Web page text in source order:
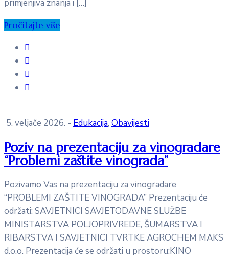
primjenjiva znanja i […]
Pročitajte više
5. veljače 2026. - Edukacija‚ Obavijesti
Poziv na prezentaciju za vinogradare
“Problemi zaštite vinograda”
Pozivamo Vas na prezentaciju za vinogradare
“PROBLEMI ZAŠTITE VINOGRADA” Prezentaciju će
održati: SAVJETNICI SAVJETODAVNE SLUŽBE
MINISTARSTVA POLJOPRIVREDE, ŠUMARSTVA I
RIBARSTVA I SAVJETNICI TVRTKE AGROCHEM MAKS
d.o.o. Prezentacija će se održati u prostoru:KINO